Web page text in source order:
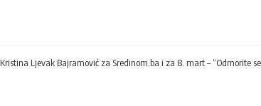
Kristina Ljevak Bajramović za Sredinom.ba i za 8. mart – “Odmorite